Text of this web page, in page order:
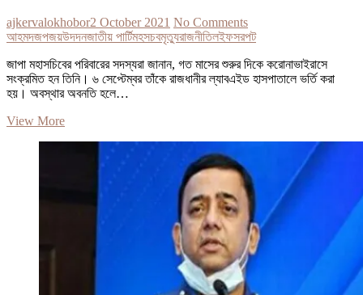
ajkervalokhobor2 October 2021 No Comments
আহমদজপজয়উদদনজাতীয় পার্টিমহসচবমৃত্যুরাজনীতিলইফসরপট
জাপা মহাসচিবের পরিবারের সদস্যরা জানান, গত মাসের শুরুর দিকে করোনাভাইরাসে
সংক্রমিত হন তিনি। ৬ সেপ্টেম্বর তাঁকে রাজধানীর ল্যাবএইড হাসপাতালে ভর্তি করা
হয়। অবস্থার অবনতি হলে…
View Moreলাইফ